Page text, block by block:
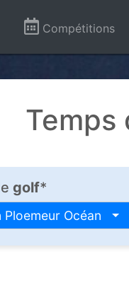
Compétitions
Temps
golf*
Ploemeur Océan